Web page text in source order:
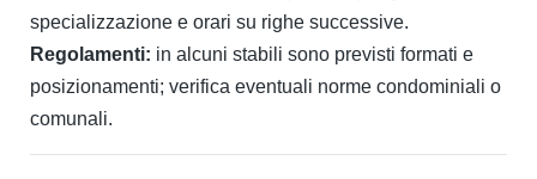
specializzazione e orari su righe successive.
Regolamenti: in alcuni stabili sono previsti formati e
posizionamenti; verifica eventuali norme condominiali o
comunali.